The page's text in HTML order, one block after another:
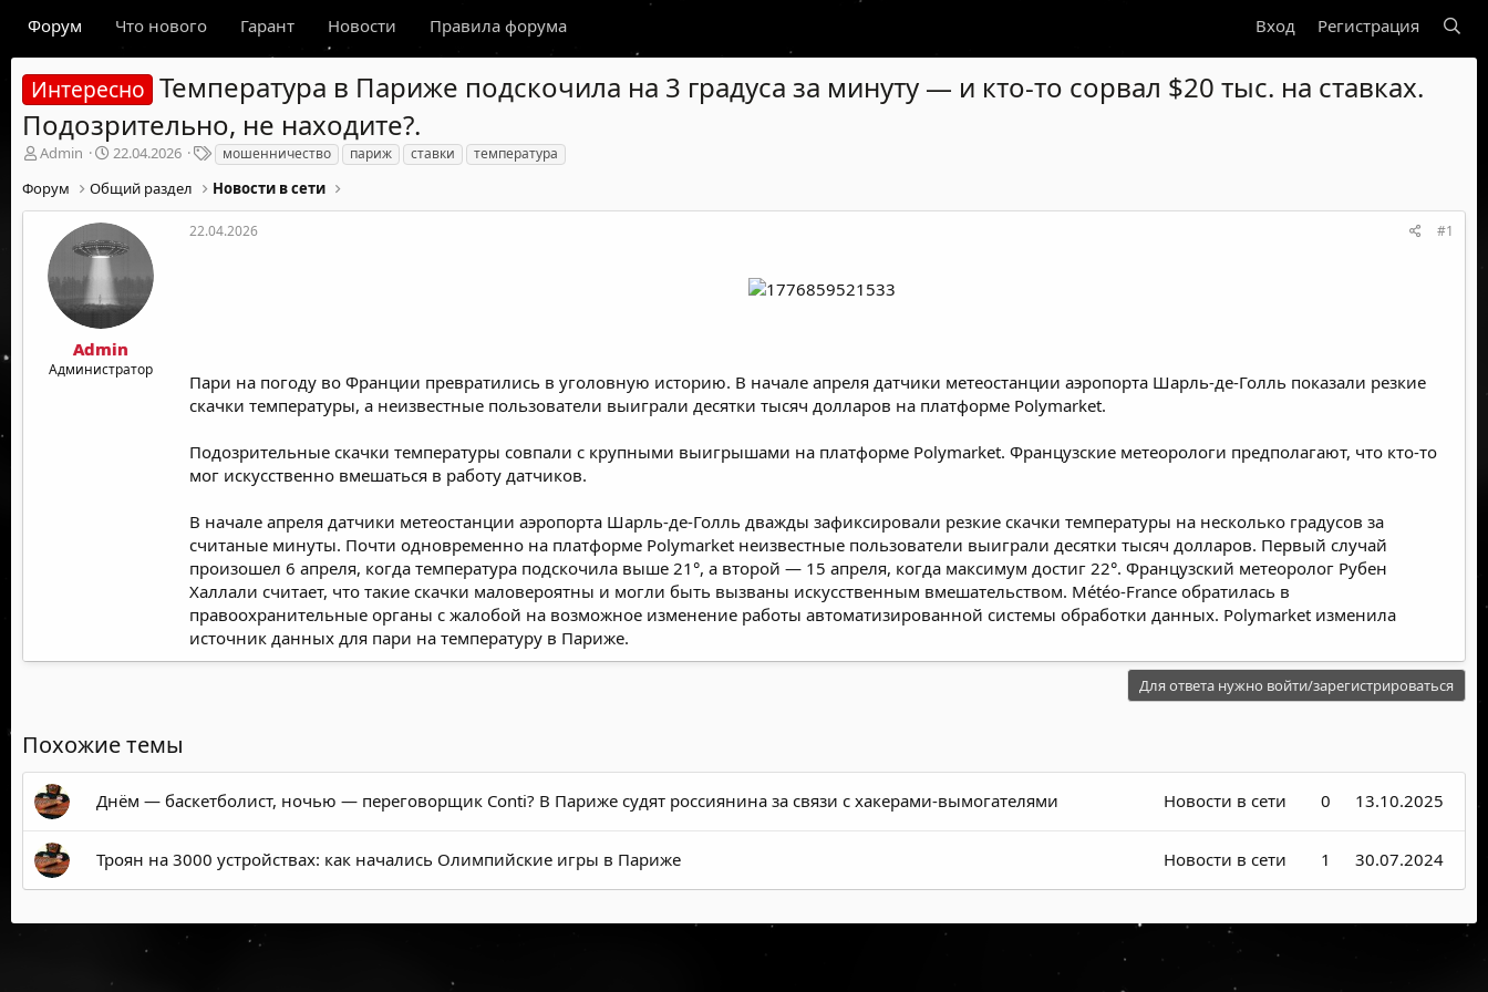
Форум Что нового Гарант Новости Правила форума Вход Регистрация
Интересно Температура в Париже подскочила на 3 градуса за минуту — и кто-то сорвал $20 тыс. на ставках.
Подозрительно, не находите?.
А
т
о
м
Admin
Д
т
а
н
а
а
л
а
22.04.2026
Т
е
г
и
мошенничество париж ставки температура
Форум Общий раздел Новости в сети
Admin
Администратор
22.04.2026 #1
Пари на погоду во Франции превратились в уголовную историю. В начале апреля датчики метеостанции аэропорта Шарль-де-Голль показали резкие
скачки температуры, а неизвестные пользователи выиграли десятки тысяч долларов на платформе Polymarket.
Подозрительные скачки температуры совпали с крупными выигрышами на платформе Polymarket. Французские метеорологи предполагают, что кто-то
мог искусственно вмешаться в работу датчиков.
В начале апреля датчики метеостанции аэропорта Шарль-де-Голль дважды зафиксировали резкие скачки температуры на несколько градусов за
считаные минуты. Почти одновременно на платформе Polymarket неизвестные пользователи выиграли десятки тысяч долларов. Первый случай
произошел 6 апреля, когда температура подскочила выше 21°, а второй — 15 апреля, когда максимум достиг 22°. Французский метеоролог Рубен
Халлали считает, что такие скачки маловероятны и могли быть вызваны искусственным вмешательством. Météo-France обратилась в
правоохранительные органы с жалобой на возможное изменение работы автоматизированной системы обработки данных. Polymarket изменила
источник данных для пари на температуру в Париже.
Для ответа нужно войти/зарегистрироваться
Похожие темы
Днём — баскетболист, ночью — переговорщик Conti? В Париже судят россиянина за связи с хакерами-вымогателями Новости в сети 0 13.10.2025
Троян на 3000 устройствах: как начались Олимпийские игры в Париже Новости в сети 1 30.07.2024